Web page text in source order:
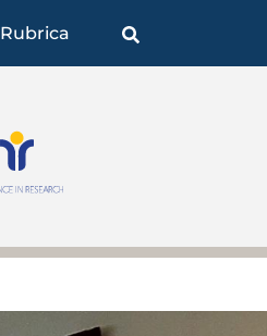
Rubrica